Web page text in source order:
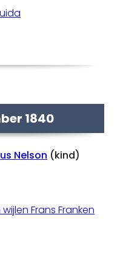
1840
Nelson (kind)
Frans Franken